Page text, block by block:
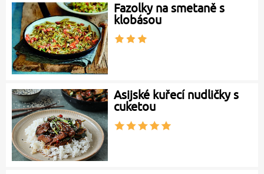
Fazolky na smetaně s
klobásou
Asijské kuřecí nudličky s
cuketou